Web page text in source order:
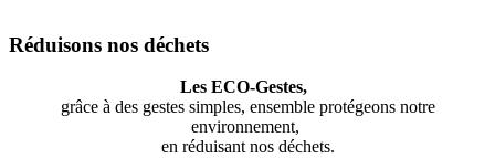
Réduisons nos déchets
Les ECO-Gestes,
grâce à des gestes simples, ensemble protégeons notre
environnement,
en réduisant nos déchets.